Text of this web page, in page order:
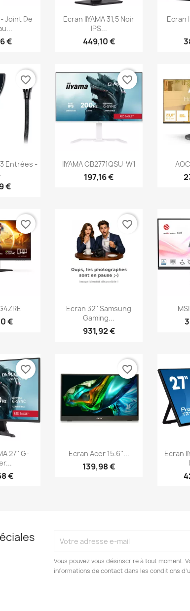
rapide
- Joint De
€
Aperçu rapide
Ecran IIYAMA 31,5 Noir
IPS...
449,10 €

Ecran
rapide
Entrées -
€
favorite_border
Aperçu rapide
IIYAMA GB2771QSU-W1
197,16 €
favorite_border

rapide
€
favorite_border
Aperçu rapide
Ecran 32'' Samsung
Gaming...
931,92 €
favorite_border

rapide
27'' G-
€
favorite_border
Aperçu rapide
Ecran Acer 15.6''...
139,98 €
favorite_border

Ecran
Vous pouvez vous désinscrire à tout moment.
informations de contact dans les conditions